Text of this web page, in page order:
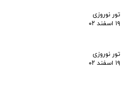
تور نوروزی
۱۹ اسفند ۰۲
تور نوروزی
۱۹ اسفند ۰۲